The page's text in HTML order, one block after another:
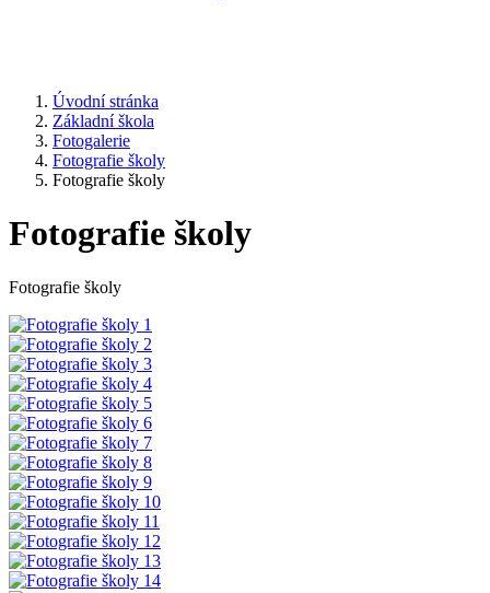
Úvodní stránka
Základní škola
Fotogalerie
Fotografie školy
Fotografie školy
Fotografie školy
Fotografie školy